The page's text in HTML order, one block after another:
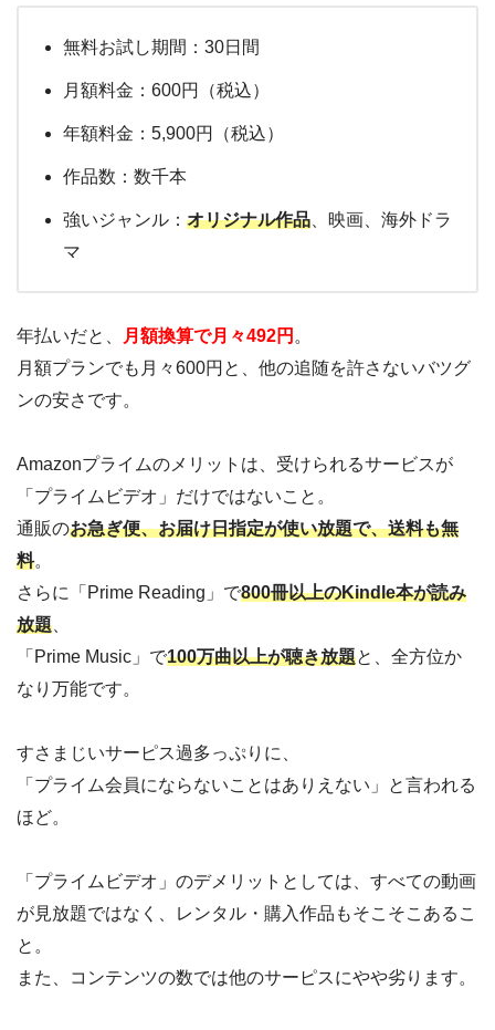
無料お試し期間：30日間
月額料金：600円（税込）
年額料金：5,900円（税込）
作品数：数千本
強いジャンル： オリジナル作品 、映画、海外ドラ
マ
年払いだと、 月額換算で月々492円 。
月額プランでも月々600円と、他の追随を許さないバツグ
ンの安さです。
Amazonプライムのメリットは、受けられるサービスが
「プライムビデオ」だけではないこと。
通販のお急ぎ便、お届け日指定が使い放題で、送料も無
料。
さらに「Prime Reading」で800冊以上のKindle本が読み
放題
「Prime Music」で100万曲以上が聴き放題と、全方位か
なり万能です。
すさまじいサーピス過多っぷりに、
「プライム会員にならないことはありえない」と言われる
ほど。
「プライムビデオ」のデメリットとしては、すべての動画
が見放題ではなく、レンタル・購入作品もそこそこあるこ
と。
また、コンテンツの数では他のサーピスにやや劣ります。